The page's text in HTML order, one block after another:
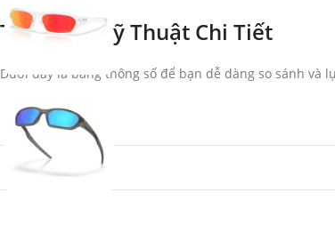
Thông Số Kỹ Thuật Chi Tiết
Dưới đây là bảng thông số để bạn dễ dàng so sánh và
Đặc điểm
Thương hiệu